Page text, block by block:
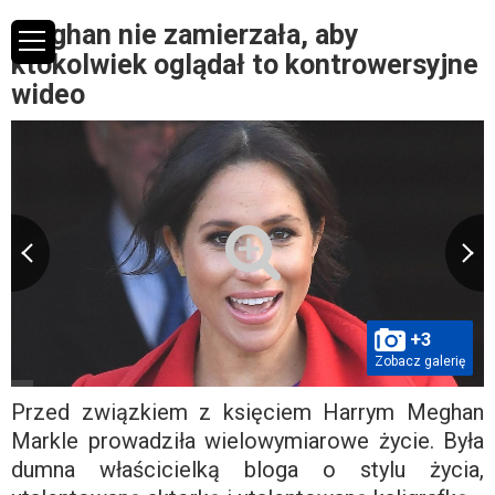
Meghan nie zamierzała, aby
ktokolwiek oglądał to kontrowersyjne
wideo
+3
Zobacz galerię
Przed związkiem z księciem Harrym Meghan
Markle prowadziła wielowymiarowe życie. Była
dumna właścicielką bloga o stylu życia,